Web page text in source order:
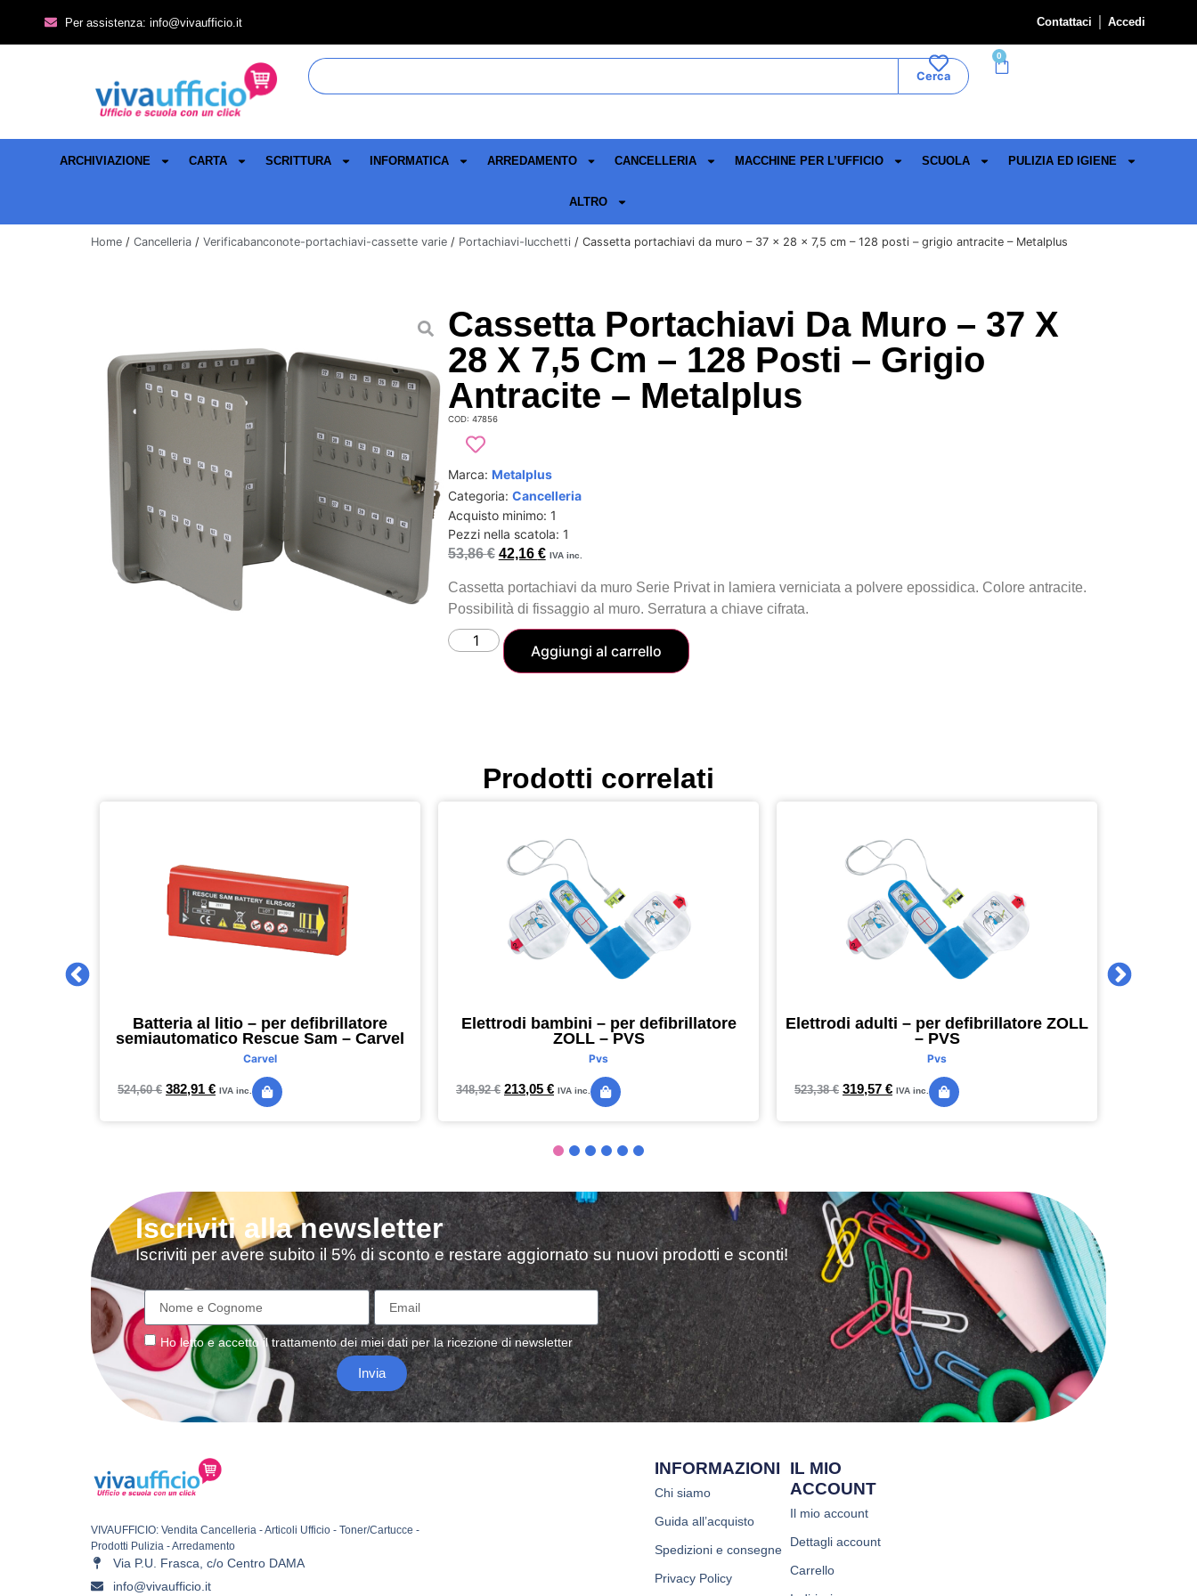
Per assistenza: info@vivaufficio.it Contattaci Accedi
Cerca
0
ARCHIVIAZIONE CARTA SCRITTURA INFORMATICA ARREDAMENTO CANCELLERIA MACCHINE PER L’UFFICIO SCUOLA PULIZIA ED IGIENE
ALTRO
Home / Cancelleria / Verificabanconote-portachiavi-cassette varie / Portachiavi-lucchetti / Cassetta portachiavi da muro – 37 x 28 x 7,5 cm – 128 posti – grigio antracite – Metalplus
Cassetta Portachiavi Da Muro – 37 X
28 X 7,5 Cm – 128 Posti – Grigio
Antracite – Metalplus
COD: 47856
Marca: Metalplus
Categoria: Cancelleria
Acquisto minimo: 1
Pezzi nella scatola: 1
53,86€ 42,16 € IVA inc.
Cassetta portachiavi da muro Serie Privat in lamiera verniciata a polvere epossidica. Colore antracite.
Possibilità di fissaggio al muro. Serratura a chiave cifrata.
Aggiungi al carrello
Prodotti correlati
Batteria al litio – per defibrillatore
semiautomatico Rescue Sam – Carvel
Carvel
524,60€ 382,91 € IVA inc.
Elettrodi bambini – per defibrillatore
ZOLL – PVS
Pvs
348,92€ 213,05 € IVA inc.
Elettrodi adulti – per defibrillatore ZOLL
– PVS
Pvs
523,38€ 319,57 € IVA inc.
Iscriviti alla newsletter
Iscriviti per avere subito il 5% di sconto e restare aggiornato su nuovi prodotti e sconti!
Ho letto e accetto iltrattamentodei miei dati per la ricezione di newsletter
Invia
VIVAUFFICIO: Vendita Cancelleria - Articoli Ufficio - Toner/Cartucce -
Prodotti Pulizia - Arredamento
Via P.U. Frasca, c/o Centro DAMA
info@vivaufficio.it
INFORMAZIONI
Chi siamo
Guida all’acquisto
Spedizioni e consegne
Privacy Policy
IL MIO
ACCOUNT
Il mio account
Dettagli account
Carrello